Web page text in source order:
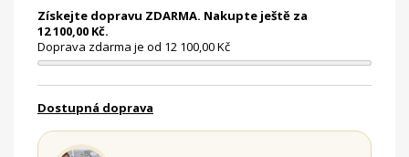
Získejte dopravu ZDARMA. Nakupte ještě za
12 100,00 Kč.
Doprava zdarma je od 12 100,00 Kč
Dostupná doprava